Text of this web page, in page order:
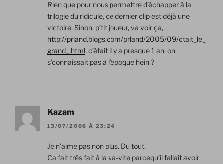
Rien que pour nous permettre d’échapper à la
trilogie du ridicule, ce dernier clip est déjà une
victoire. Sinon, p’tit joueur, va voir ça,
http://prland.blogs.com/prland/2005/09/ctait_le_
grand_.html, c’était il y a presque 1 an, on
s’connaissait pas à l’époque hein ?
Kazam
13/07/2006 À 23:24
Je n’aime pas non plus. Du tout.
Ca fait très fait à la va-vite parcequ’il fallait avoir